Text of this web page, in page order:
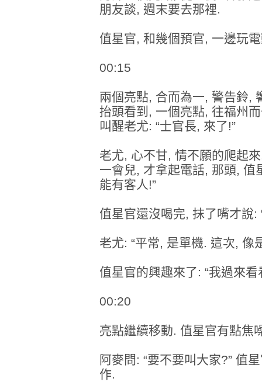
朋友談, 週末要去那裡.
值星官, 和幾個預官, 一邊玩
00:15
兩個亮點, 合而為一, 警告鈴,
抬頭看到, 一個亮點, 往福州
叫醒老尤: “士官長, 來了!”
老尤, 心不甘, 情不願的爬起
一會兒, 才拿起電話, 那頭, 值
能有客人!”
值星官還沒喝完, 抹了嘴才說:
老尤: “平常, 是單機. 這次, 像
值星官的興趣來了: “我過來
00:20
亮點繼續移動. 值星官有點焦
阿麥問: “要不要叫大家?” 值
作.